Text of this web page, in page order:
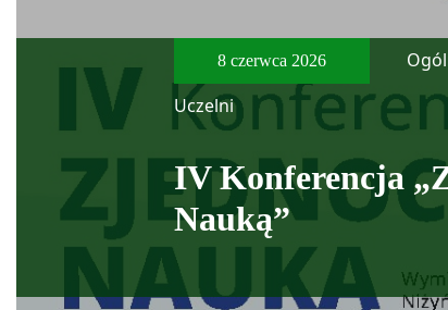
8 czerwca 2026
Uczelni
IV Konferencja
Nauką”